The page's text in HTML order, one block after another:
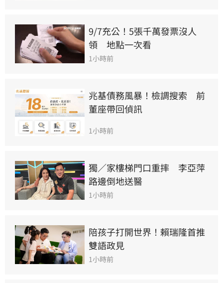
9/7充公！5張千萬發票沒人
領　地點一次看
1小時前
兆基債務風暴！檢調搜索　前
董座帶回偵訊
1小時前
獨／家樓梯門口重摔　李亞萍
路邊倒地送醫
1小時前
陪孩子打開世界！賴瑞隆首推
雙語政見
1小時前